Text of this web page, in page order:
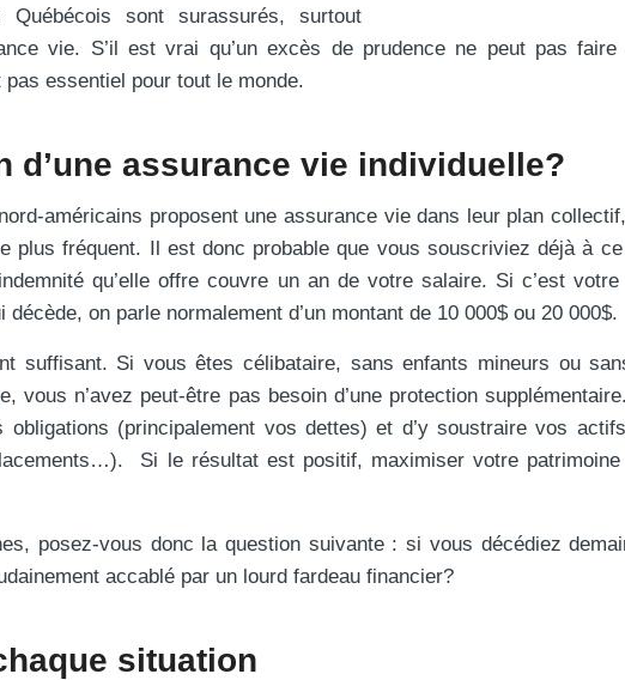
sont surassurés, surtout
vie. S’il est vrai qu’un excès de prudence ne peut pas
essentiel pour tout le monde.
d’une assurance vie individuelle?
américains proposent une assurance vie dans leur plan
plus fréquent. Il est donc probable que vous souscriviez déjà à
qu’elle offre couvre un an de votre salaire. Si c’est
on parle normalement d’un montant de 10 000$ ou 20 000$.
suffisant. Si vous êtes célibataire, sans enfants mineurs ou
vous n’avez peut-être pas besoin d’une protection
obligations (principalement vos dettes) et d’y soustraire vos
Si le résultat est positif, maximiser votre patrimoine
posez-vous donc la question suivante : si vous décédiez
accablé par un lourd fardeau financier?
situation